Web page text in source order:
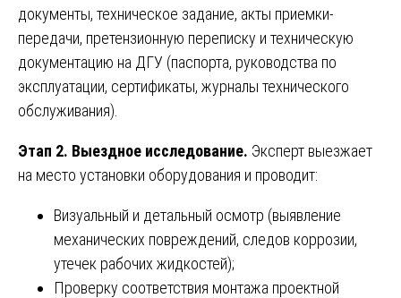
документы, техническое задание, акты приемки-
передачи, претензионную переписку и техническую
документацию на ДГУ (паспорта, руководства по
эксплуатации, сертификаты, журналы технического
обслуживания).
Этап 2. Выездное исследование. Эксперт выезжает
на место установки оборудования и проводит:
Визуальный и детальный осмотр (выявление
механических повреждений, следов коррозии,
утечек рабочих жидкостей);
Проверку соответствия монтажа проектной